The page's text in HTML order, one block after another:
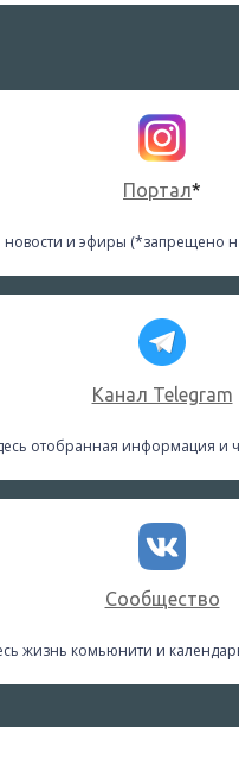
Портал*
новости и эфиры (*запрещено
Канал Telegram
отобранная информация и
Сообщество
жизнь комьюнити и